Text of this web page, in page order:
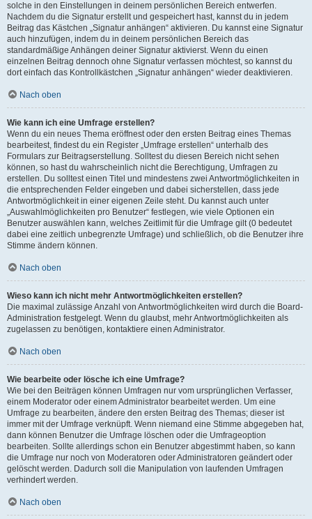
solche in den Einstellungen in deinem persönlichen Bereich entwerfen.
Nachdem du die Signatur erstellt und gespeichert hast, kannst du in jedem
Beitrag das Kästchen „Signatur anhängen“ aktivieren. Du kannst eine Signatur
auch hinzufügen, indem du in deinem persönlichen Bereich das
standardmäßige Anhängen deiner Signatur aktivierst. Wenn du einen
einzelnen Beitrag dennoch ohne Signatur verfassen möchtest, so kannst du
dort einfach das Kontrollkästchen „Signatur anhängen“ wieder deaktivieren.
Nach oben
Wie kann ich eine Umfrage erstellen?
Wenn du ein neues Thema eröffnest oder den ersten Beitrag eines Themas
bearbeitest, findest du ein Register „Umfrage erstellen“ unterhalb des
Formulars zur Beitragserstellung. Solltest du diesen Bereich nicht sehen
können, so hast du wahrscheinlich nicht die Berechtigung, Umfragen zu
erstellen. Du solltest einen Titel und mindestens zwei Antwortmöglichkeiten in
die entsprechenden Felder eingeben und dabei sicherstellen, dass jede
Antwortmöglichkeit in einer eigenen Zeile steht. Du kannst auch unter
„Auswahlmöglichkeiten pro Benutzer“ festlegen, wie viele Optionen ein
Benutzer auswählen kann, welches Zeitlimit für die Umfrage gilt (0 bedeutet
dabei eine zeitlich unbegrenzte Umfrage) und schließlich, ob die Benutzer ihre
Stimme ändern können.
Nach oben
Wieso kann ich nicht mehr Antwortmöglichkeiten erstellen?
Die maximal zulässige Anzahl von Antwortmöglichkeiten wird durch die Board-
Administration festgelegt. Wenn du glaubst, mehr Antwortmöglichkeiten als
zugelassen zu benötigen, kontaktiere einen Administrator.
Nach oben
Wie bearbeite oder lösche ich eine Umfrage?
Wie bei den Beiträgen können Umfragen nur vom ursprünglichen Verfasser,
einem Moderator oder einem Administrator bearbeitet werden. Um eine
Umfrage zu bearbeiten, ändere den ersten Beitrag des Themas; dieser ist
immer mit der Umfrage verknüpft. Wenn niemand eine Stimme abgegeben hat,
dann können Benutzer die Umfrage löschen oder die Umfrageoption
bearbeiten. Sollte allerdings schon ein Benutzer abgestimmt haben, so kann
die Umfrage nur noch von Moderatoren oder Administratoren geändert oder
gelöscht werden. Dadurch soll die Manipulation von laufenden Umfragen
verhindert werden.
Nach oben